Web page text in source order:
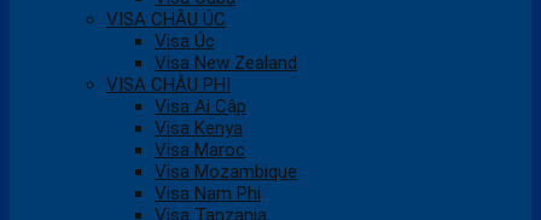
VISA CHÂU ÚC
Visa Úc
Visa New Zealand
VISA CHÂU PHI
Visa Ai Cập
Visa Kenya
Visa Maroc
Visa Mozambique
Visa Nam Phi
Visa Tanzania